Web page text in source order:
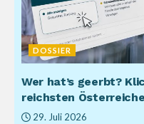
DOSSIER
Wer hat’s geerbt?
reichsten
29. Juli 2026